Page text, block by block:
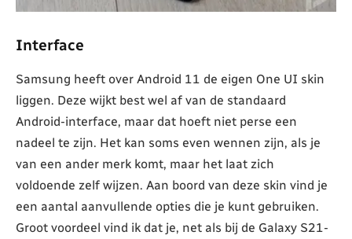
Interface
Samsung heeft over Android 11 de eigen One UI skin
liggen. Deze wijkt best wel af van de standaard
Android-interface, maar dat hoeft niet perse een
nadeel te zijn. Het kan soms even wennen zijn, als je
van een ander merk komt, maar het laat zich
voldoende zelf wijzen. Aan boord van deze skin vind je
een aantal aanvullende opties die je kunt gebruiken.
Groot voordeel vind ik dat je, net als bij de Galaxy S21-